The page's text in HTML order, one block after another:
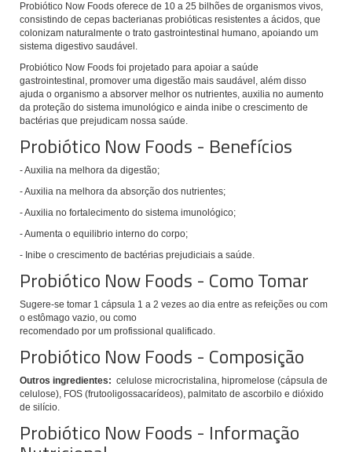
Probiótico Now Foods oferece de 10 a 25 bilhões de organismos vivos,
consistindo de cepas bacterianas probióticas resistentes a ácidos, que
colonizam naturalmente o trato gastrointestinal humano, apoiando um
sistema digestivo saudável.
Probiótico Now Foods foi projetado para apoiar a saúde
gastrointestinal, promover uma digestão mais saudável, além disso
ajuda o organismo a absorver melhor os nutrientes, auxilia no aumento
da proteção do sistema imunológico e ainda inibe o crescimento de
bactérias que prejudicam nossa saúde.
Probiótico Now Foods - Benefícios
- Auxilia na melhora da digestão;
- Auxilia na melhora da absorção dos nutrientes;
- Auxilia no fortalecimento do sistema imunológico;
- Aumenta o equilibrio interno do corpo;
- Inibe o crescimento de bactérias prejudiciais a saúde.
Probiótico Now Foods - Como Tomar
Sugere-se tomar 1 cápsula 1 a 2 vezes ao dia entre as refeições ou com
o estômago vazio, ou como
recomendado por um profissional qualificado.
Probiótico Now Foods - Composição
Outros ingredientes: celulose microcristalina, hipromelose (cápsula de
celulose), FOS (frutooligossacarídeos), palmitato de ascorbilo e dióxido
de silício.
Probiótico Now Foods - Informação